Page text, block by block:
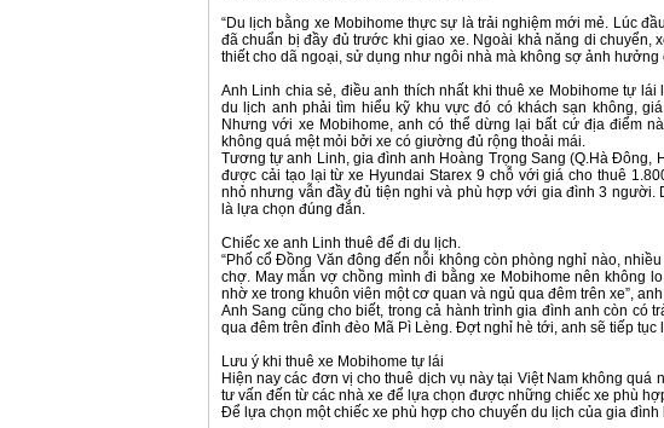
“Du lịch bằng xe Mobihome thực sự là trải nghiệm mới mẻ. Lúc
đã chuẩn bị đầy đủ trước khi giao xe. Ngoài khả năng di
thiết cho dã ngoại, sử dụng như ngôi nhà mà không sợ ảnh
Anh Linh chia sẻ, điều anh thích nhất khi thuê xe Mobihome tự
du lịch anh phải tìm hiểu kỹ khu vực đó có khách sạn không,
Nhưng với xe Mobihome, anh có thể dừng lại bất cứ địa điểm
không quá mệt mỏi bởi xe có giường đủ rộng thoải mái.
Tương tự anh Linh, gia đình anh Hoàng Trọng Sang (Q.Hà Đông,
được cải tạo lại từ xe Hyundai Starex 9 chỗ với giá cho thuê
nhỏ nhưng vẫn đầy đủ tiện nghi và phù hợp với gia đình 3
là lựa chọn đúng đắn.
Chiếc xe anh Linh thuê để đi du lịch.
“Phố cổ Đồng Văn đông đến nỗi không còn phòng nghỉ nào,
chợ. May mắn vợ chồng mình đi bằng xe Mobihome nên không
nhờ xe trong khuôn viên một cơ quan và ngủ qua đêm trên xe”,
Anh Sang cũng cho biết, trong cả hành trình gia đình anh còn có
qua đêm trên đỉnh đèo Mã Pì Lèng. Đợt nghỉ hè tới, anh sẽ tiếp
Lưu ý khi thuê xe Mobihome tự lái
Hiện nay các đơn vị cho thuê dịch vụ này tại Việt Nam không
tư vấn đến từ các nhà xe để lựa chọn được những chiếc xe phù
Để lựa chọn một chiếc xe phù hợp cho chuyến du lịch của gia